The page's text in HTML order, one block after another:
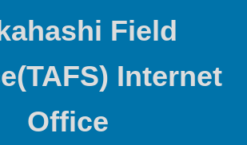
Field
Internet
Office